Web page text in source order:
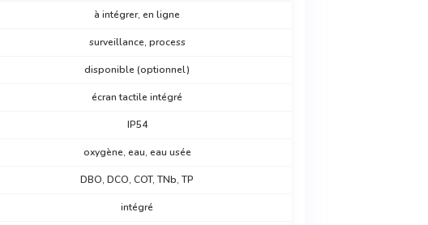
à intégrer, en ligne
surveillance, process
disponible (optionnel)
écran tactile intégré
IP54
oxygène, eau, eau usée
DBO, DCO, COT, TNb, TP
intégré